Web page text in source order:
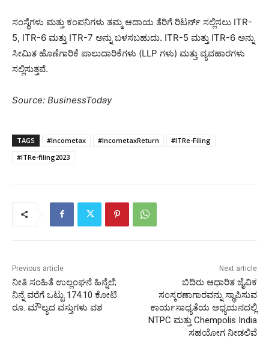
ಸಂಸ್ಥೆಗಳು ಮತ್ತು ಕಂಪನಿಗಳು ತಮ್ಮ ಆದಾಯ ತೆರಿಗೆ ರಿಟರ್ನ್ ಸಲ್ಲಿಸಲು ITR-
5, ITR-6 ಮತ್ತು ITR-7 ಅನ್ನು ಬಳಸಬಹುದು. ITR-5 ಮತ್ತು ITR-6 ಅನ್ನು
ಸೀಮಿತ ಹೊಣೆಗಾರಿಕೆ ಪಾಲುದಾರಿಕೆಗಳು (LLP ಗಳು) ಮತ್ತು ವ್ಯವಹಾರಗಳು
ಸಲ್ಲಿಸುತ್ತವೆ.
Source: BusinessToday
TAGS #Incometax #IncometaxReturn
#ITRe-Filing
#ITRe-filing2023
Previous article
ನೀತಿ ಸಂಹಿತೆ ಉಲ್ಲಂಘನೆ ಹಿನ್ನೆಲೆ;
ನಿನ್ನೆ ವರೆಗೆ ಒಟ್ಟು 174.10 ಕೋಟಿ
ರೂ. ಮೌಲ್ಯದ ವಸ್ತುಗಳು ವಶ
Next article
ಬಿದಿರು ಆಧಾರಿತ ಜೈವಿಕ
ಸಂಸ್ಕರಣಾಗಾರವನ್ನು ಸ್ಥಾಪಿಸುವ
ಕಾರ್ಯಸಾಧ್ಯತೆಯ ಅಧ್ಯಯನದಲ್ಲಿ
NTPC ಮತ್ತು Chempolis India
ಸಹಯೋಗ ನೀಡಲಿವೆ